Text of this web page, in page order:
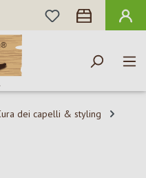
HAI 0 ARTICOLI
dei capelli & styling